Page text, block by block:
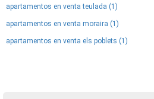
apartamentos en venta teulada (1)
apartamentos en venta moraira (1)
apartamentos en venta els poblets (1)